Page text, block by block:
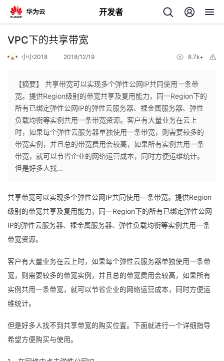
开发者
返
个
人
主
页
我
的
开
发
者
我
的
客
我
论
的
我
我
的
开
发
者
学
我
我
的
Programs
我
的
支
持
的
我
VPC下的共享带宽
小小2018 2018/12/19 8.7k+
【摘要】 共享带宽可以实现多个弹性公网IP共同使用一条带
宽。提供Region级别的带宽共享及复用能力，同一Region下的
所有已绑定弹性公网IP的弹性云服务器、裸金属服务器、弹性
负载均衡等实例共用一条带宽资源。客户有大量业务在云上
时，如果每个弹性云服务器单独使用一条带宽，则需要较多的
带宽实例，并且总的带宽费用会较高，如果所有实例共用一条
带宽，就可以节省企业的网络运营成本，同时方便运维统计。
但是好多人找...
共享带宽可以实现多个弹性公网IP共同使用一条带宽。提供Region
级别的带宽共享及复用能力，同一Region下的所有已绑定弹性公网
IP的弹性云服务器、裸金属服务器、弹性负载均衡等实例共用一条
带宽资源。
客户有大量业务在云上时，如果每个弹性云服务器单独使用一条带
宽，则需要较多的带宽实例，并且总的带宽费用会较高，如果所有
实例共用一条带宽，就可以节省企业的网络运营成本，同时方便运
维统计。
但是好多人找不到共享带宽的购买位置。下面就进行一个详细指导
希望方便购买与使用。